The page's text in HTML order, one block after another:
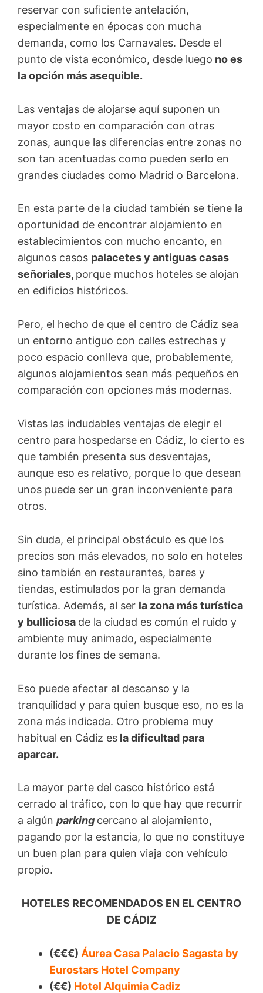
reservar con suficiente antelación,
especialmente en épocas con mucha
demanda, como los Carnavales. Desde el
punto de vista económico, desde luego no es
la opción más asequible.
Las ventajas de alojarse aquí suponen un
mayor costo en comparación con otras
zonas, aunque las diferencias entre zonas no
son tan acentuadas como pueden serlo en
grandes ciudades como Madrid o Barcelona.
En esta parte de la ciudad también se tiene la
oportunidad de encontrar alojamiento en
establecimientos con mucho encanto, en
algunos casos palacetes y antiguas casas
señoriales, porque muchos hoteles se alojan
en edificios históricos.
Pero, el hecho de que el centro de Cádiz sea
un entorno antiguo con calles estrechas y
poco espacio conlleva que, probablemente,
algunos alojamientos sean más pequeños en
comparación con opciones más modernas.
Vistas las indudables ventajas de elegir el
centro para hospedarse en Cádiz, lo cierto es
que también presenta sus desventajas,
aunque eso es relativo, porque lo que desean
unos puede ser un gran inconveniente para
otros.
Sin duda, el principal obstáculo es que los
precios son más elevados, no solo en hoteles
sino también en restaurantes, bares y
tiendas, estimulados por la gran demanda
turística. Además, al ser la zona más turística
y bulliciosa de la ciudad es común el ruido y
ambiente muy animado, especialmente
durante los fines de semana.
Eso puede afectar al descanso y la
tranquilidad y para quien busque eso, no es la
zona más indicada. Otro problema muy
habitual en Cádiz es la dificultad para
aparcar.
La mayor parte del casco histórico está
cerrado al tráfico, con lo que hay que recurrir
a algún parking cercano al alojamiento,
pagando por la estancia, lo que no constituye
un buen plan para quien viaja con vehículo
propio.
HOTELES RECOMENDADOS EN EL CENTRO
DE CÁDIZ
(€€€) Áurea Casa Palacio Sagasta by
Eurostars Hotel Company
(€€) Hotel Alquimia Cadiz